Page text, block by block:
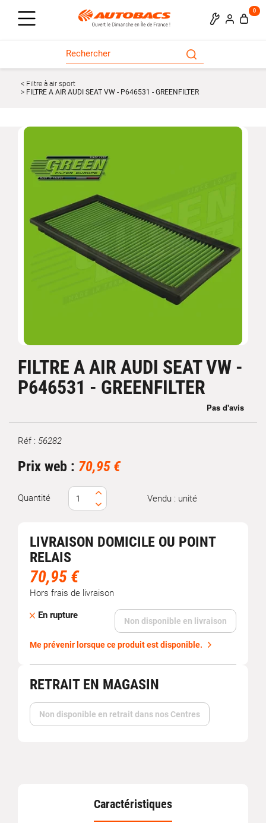
0
Filtre à air sport
FILTRE A AIR AUDI SEAT VW - P646531 - GREENFILTER
FILTRE A AIR AUDI SEAT VW -
P646531 - GREENFILTER
Marque
Réf : 56282
Prix web : 70,95 €
Quantité Vendu : unité
LIVRAISON DOMICILE OU POINT
RELAIS
70,95 €
Hors frais de livraison
En rupture
Non disponible en livraison
Me prévenir lorsque ce produit est disponible.
RETRAIT EN MAGASIN
Non disponible en retrait dans nos Centres
Caractéristiques